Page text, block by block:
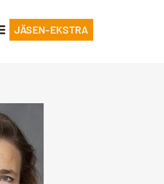
JÄSEN-EKSTRA